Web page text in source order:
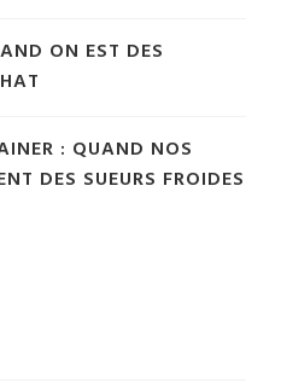
ON EST DES
: QUAND NOS
DES SUEURS FROIDES